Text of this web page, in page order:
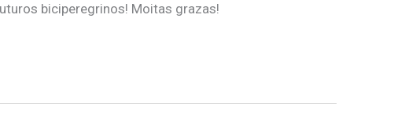
biciperegrinos! Moitas grazas!